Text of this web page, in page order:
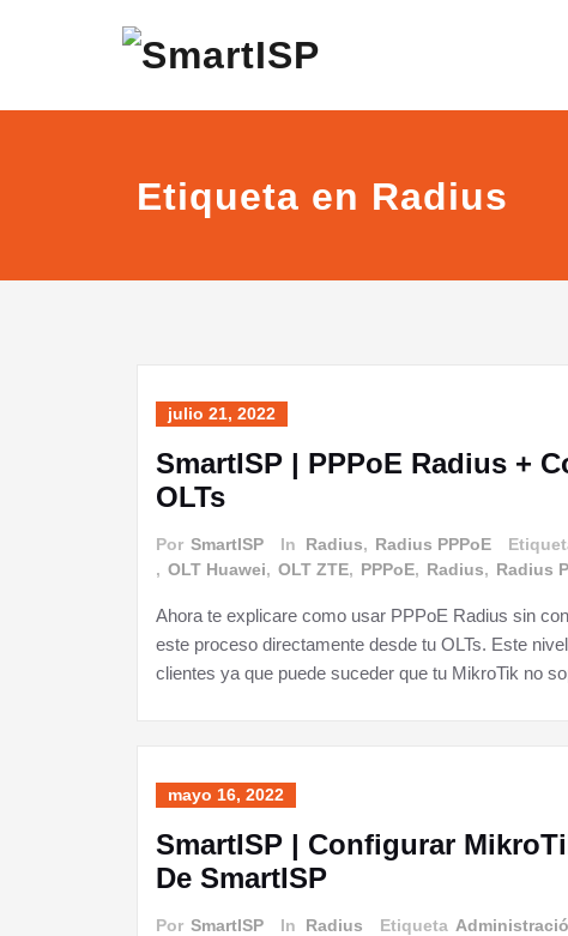
Etiqueta en Radius
julio 21, 2022
SmartISP | PPPoE Radius +
OLTs
Por SmartISP In Radius, Radius PPPoE
, OLT Huawei, OLT ZTE, PPPoE, Radius, Radius
Ahora te explicare como usar PPPoE Radius sin
este proceso directamente desde tu OLTs. Este
clientes ya que puede suceder que tu MikroTik no
mayo 16, 2022
SmartISP | Configurar
De SmartISP
Por SmartISP In Radius Etiqueta